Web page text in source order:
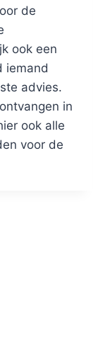
de
ook een
iemand
advies.
in
ook alle
voor de